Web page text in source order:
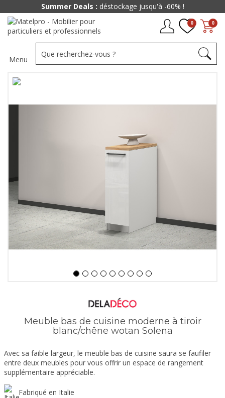
0
0
Menu
Meuble bas de cuisine moderne à tiroir
blanc/chêne wotan Solena
Avec sa faible largeur, le meuble bas de cuisine saura se faufiler
entre deux meubles pour vous offrir un espace de rangement
supplémentaire appréciable.
Fabriqué en Italie
Summer Deals : déstockage jusqu'à -60% !